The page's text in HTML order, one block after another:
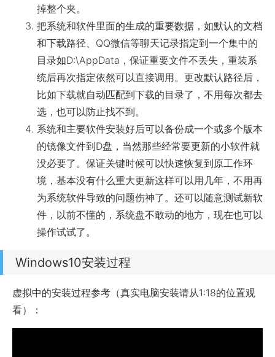
掉整个夹。
把系统和软件里面的生成的重要数据，如默认的文档
和下载路径、QQ微信等聊天记录指定到一个集中的
目录如D:\AppData，保证重要文件不丢失，重装系
统后再次指定依然可以直接调用。更改默认路径后，
比如下载就自动匹配到下载的目录了，不用每次都去
选，也可以防止找不到。
系统和主要软件安装好后可以备份成一个或多个版本
的镜像文件到D盘，当然那些经常要更新的小软件就
没必要了。保证关键时候可以快速恢复到原工作环
境，基本没有什么重大更新这样可以用几年，不用再
为系统软件导致的问题伤神了。还可以随意测试新软
件，以前不懂的，系统盘不敢动的地方，现在也可以
操作试试了。
Windows10安装过程
虚拟中的安装过程参考（真实电脑安装请从1:18的位置观
看）：